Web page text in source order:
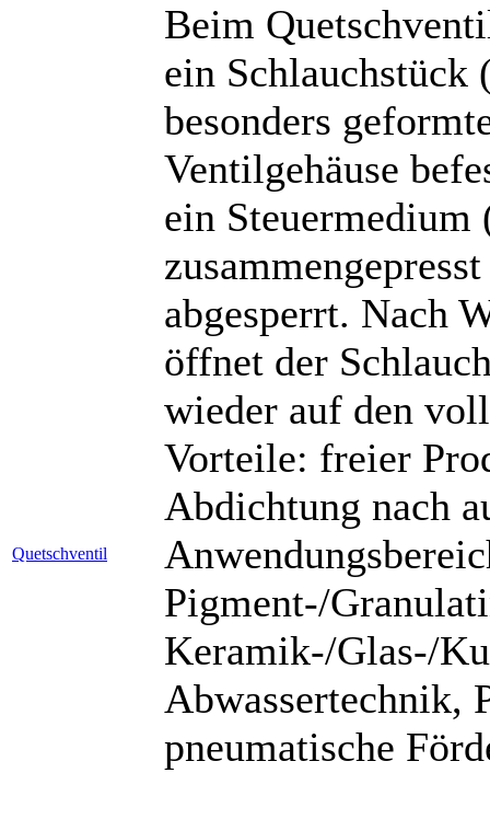
Quetschventil
Beim
ein Schlauchstück
besonders
Ventilgehäuse
ein Steuermedium
abgesperrt. Nach
öffnet der
wieder auf den
Vorteile: freier
Abdichtung nach
Pigment-/
Keramik-/Glas-/
Abwassertechnik,
pneumatische